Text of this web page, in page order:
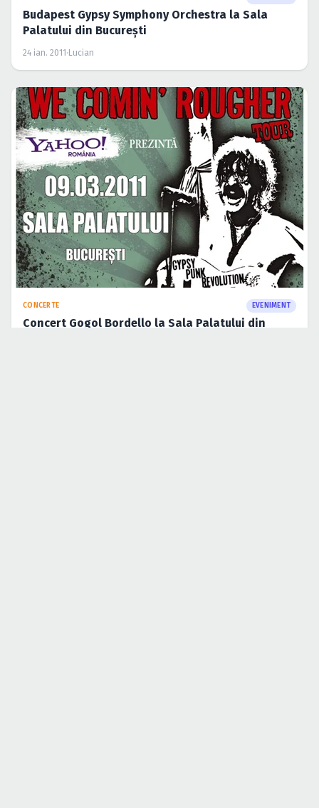
Budapest Gypsy Symphony Orchestra la Sala
Palatului din Bucureşti
24 ian. 2011 · Lucian
CONCERTE EVENIMENT
Concert Gogol Bordello la Sala Palatului din